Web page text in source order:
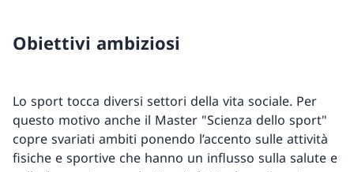
Obiettivi ambiziosi
Lo sport tocca diversi settori della vita sociale. Per
questo motivo anche il Master "Scienza dello sport"
copre svariati ambiti ponendo l’accento sulle attività
fisiche e sportive che hanno un influsso sulla salute e